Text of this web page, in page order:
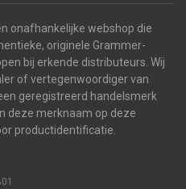
onafhankelijke webshop die
originele Grammer-
bij erkende distributeurs. Wij
of vertegenwoordiger van
geregistreerd handelsmerk
deze merknaam op deze
productidentificatie.